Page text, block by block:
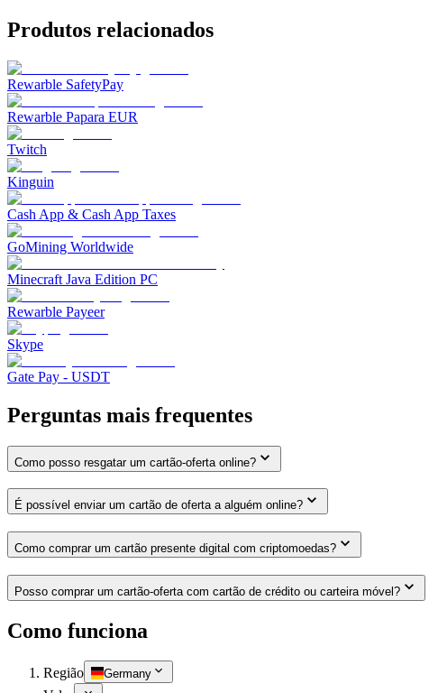
Produtos relacionados
Rewarble SafetyPay
Rewarble Papara EUR
Twitch
Kinguin
Cash App & Cash App Taxes
GoMining Worldwide
Minecraft Java Edition PC
Rewarble Payeer
Skype
Gate Pay - USDT
Perguntas mais frequentes
Como posso resgatar um cartão-oferta online?
É possível enviar um cartão de oferta a alguém online?
Como comprar um cartão presente digital com criptomoedas?
Posso comprar um cartão-oferta com cartão de crédito ou carteira móvel?
Como funciona
Região Germany